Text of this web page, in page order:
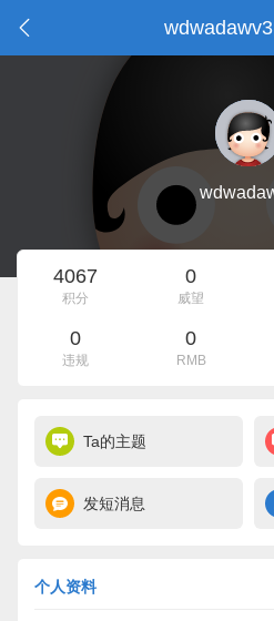
4067
积分
0
威望
0
违规
0
RMB
Ta的主题
发短消息
个人资料